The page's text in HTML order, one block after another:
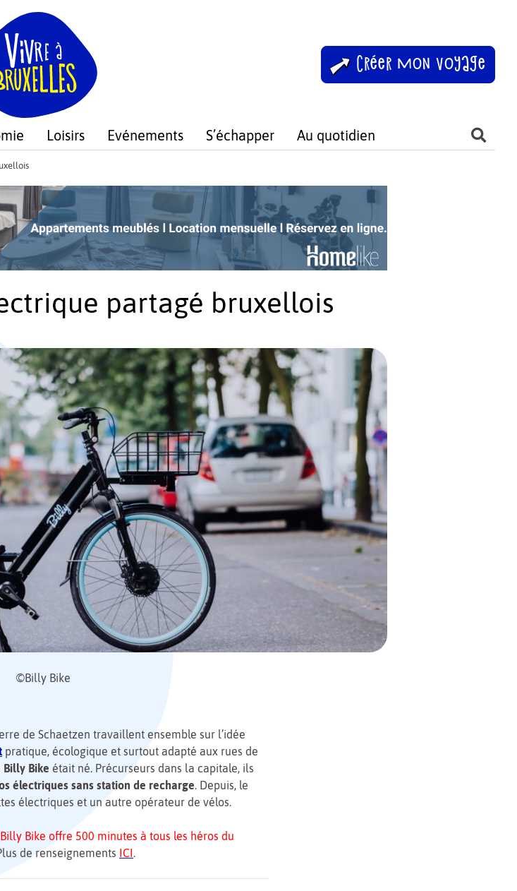
Créer mon voyage
Loisirs Evénements S’échapper Au quotidien
partagé bruxellois
©Billy Bike
de Schaetzen travaillent ensemble sur l’idée
pratique, écologique et surtout adapté aux rues de
Billy Bike était né. Précurseurs dans la capitale, ils
électriques sans station de recharge. Depuis, le
électriques et un autre opérateur de vélos.
Bike offre 500 minutes à tous les héros du
de renseignements ICI .